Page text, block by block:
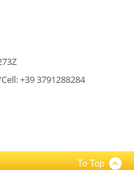
+39 3791288284
To Top